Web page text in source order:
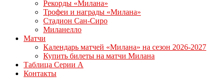
Рекорды «Милана»
Трофеи и награды «Милана»
Стадион Сан-Сиро
Миланелло
Матчи
Календарь матчей «Милана» на сезон 2026-2027
Купить билеты на матчи Милана
Таблица Серии А
Контакты